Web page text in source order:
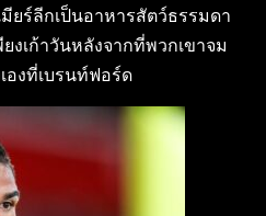
ยร์ลีกเป็นอาหารสัตว์ธรรมดา
งเก้าวันหลังจากที่พวกเขาจม
องที่เบรนท์ฟอร์ด